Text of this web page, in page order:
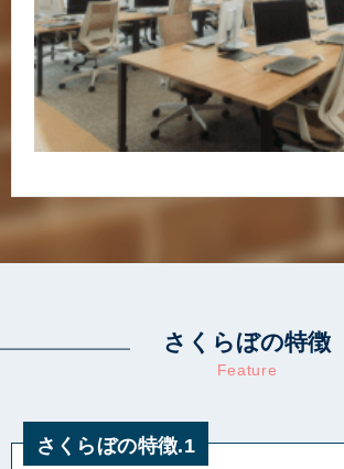
さくらぼの特徴
Feature
さくらぼの特徴.1